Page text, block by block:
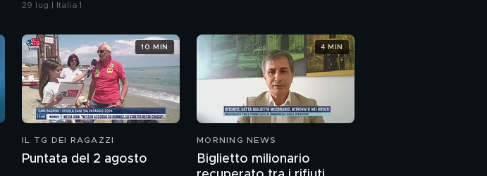
29 lug | Italia 1
IL TG DEI RAGAZZI
Puntata del 2 agosto
10 MIN
MORNING NEWS
Biglietto milionario
4 MIN